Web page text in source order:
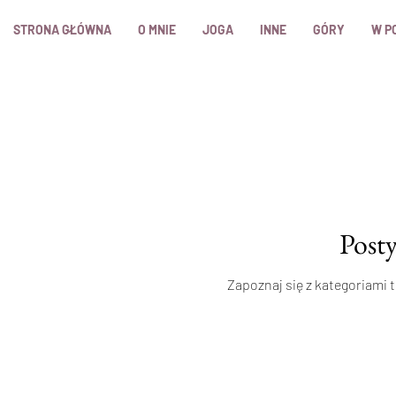
STRONA GŁÓWNA O MNIE JOGA INNE GÓRY W
Zapoznaj się z kategoriami